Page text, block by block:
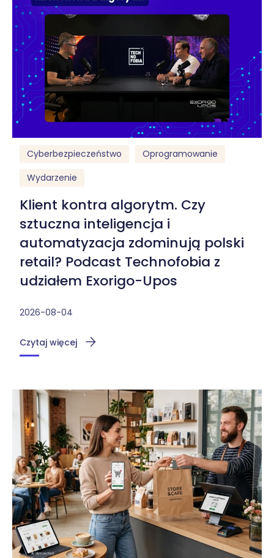
Cyberbezpieczeństwo
Oprogramowanie
Wydarzenie
Klient kontra algorytm. Czy
sztuczna inteligencja i
automatyzacja zdominują polski
retail? Podcast Technofobia z
udziałem Exorigo-Upos
2026-08-04
Czytaj więcej